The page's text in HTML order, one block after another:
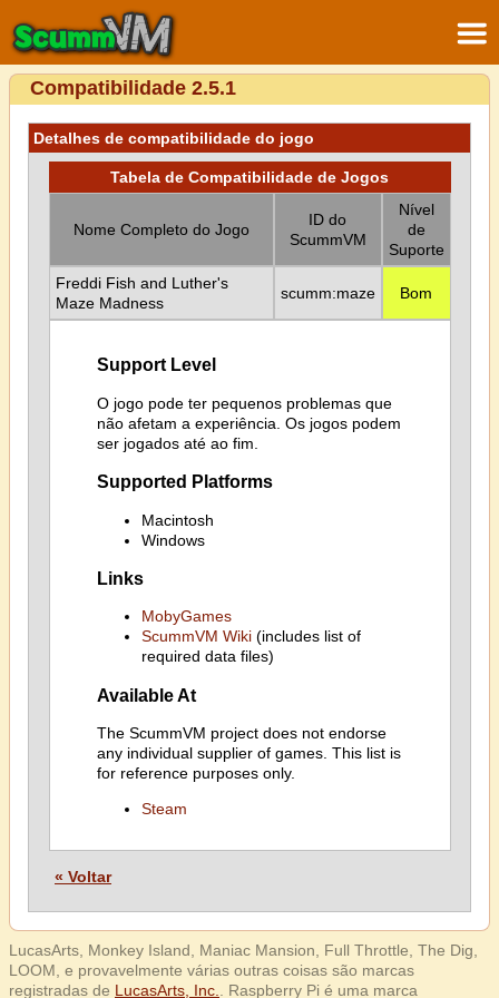
Compatibilidade 2.5.1
Detalhes de compatibilidade do jogo
Tabela de Compatibilidade de Jogos
Nome Completo do Jogo
ID do
ScummVM
Nível
de
Suporte
Freddi Fish and Luther's
Maze Madness
scumm:maze Bom
Support Level
O jogo pode ter pequenos problemas que
não afetam a experiência. Os jogos podem
ser jogados até ao fim.
Supported Platforms
Macintosh
Windows
Links
MobyGames
ScummVM Wiki(includes list of
required data files)
Available At
The ScummVM project does not endorse
any individual supplier of games. This list is
for reference purposes only.
Steam
« Voltar
LucasArts, Monkey Island, Maniac Mansion, Full Throttle, The Dig,
LOOM, e provavelmente várias outras coisas são marcas
registradas de LucasArts, Inc. . Raspberry Pi é uma marca